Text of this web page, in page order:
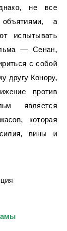
не все
а
испытывать
— Сенан,
с собой
другу Конору,
против
является
которая
вины и